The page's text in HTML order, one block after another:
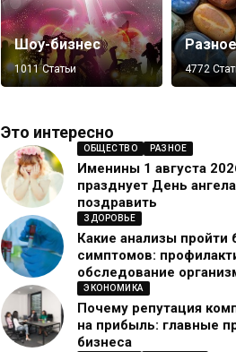
Шоу-бизнес
1011 Статьи
Разное
4772
Это интересно
ОБЩЕСТВО РАЗНОЕ
Именины 1 августа
празднует День
поздравить
ЗДОРОВЬЕ
Какие анализы пройти
симптомов:
обследование
ЭКОНОМИКА
Почему репутация
на прибыль: главные
бизнеса